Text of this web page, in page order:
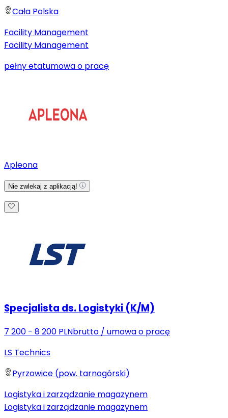
Cała Polska
Facility Management
Facility Management
pełny etatumowa o pracę
Apleona
Nie zwlekaj z aplikacją!
Specjalista ds. Logistyki (K/M)
7 200 - 8 200 PLNbrutto / umowa o pracę
LS Technics
Pyrzowice (pow. tarnogórski)
Logistyka i zarządzanie magazynem
Logistyka i zarządzanie magazynem